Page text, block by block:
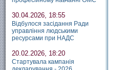
30.04.2026, 18:55
Відбулося засідання Ради
управління людськими
ресурсами при НАДС
20.02.2026, 18:20
Стартувала кампанія